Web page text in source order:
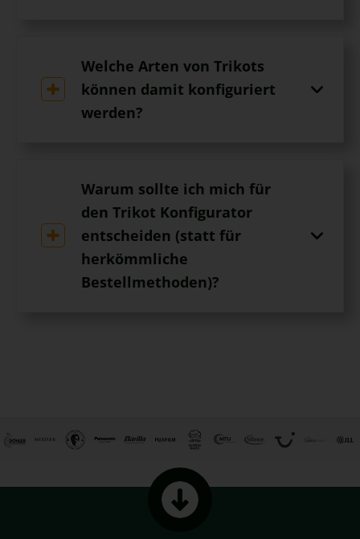
Welche Arten von Trikots
können damit konfiguriert
werden?
Warum sollte ich mich für
den Trikot Konfigurator
entscheiden (statt für
herkömmliche
Bestellmethoden)?